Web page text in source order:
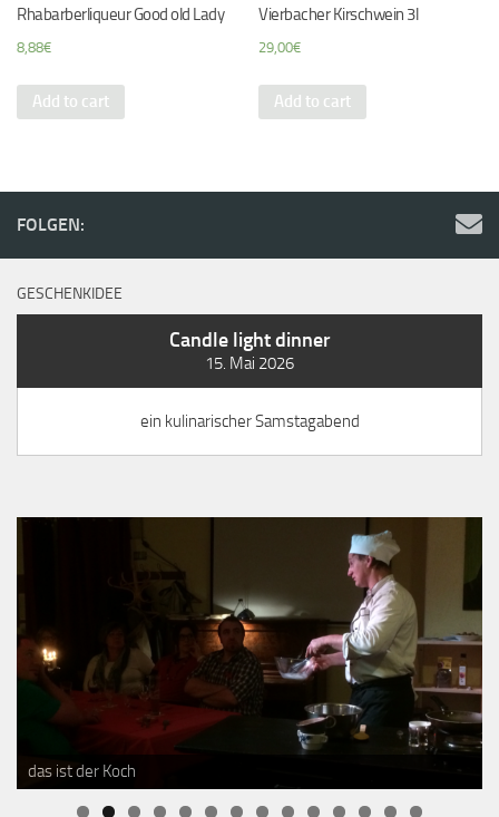
Rhabarberliqueur Good old Lady
8,88€
Add to cart
Vierbacher Kirschwein 3l
29,00€
Add to cart
FOLGEN:
GESCHENKIDEE
Candle light dinner
15. Mai 2026
ein kulinarischer Samstagabend
das ist der Koch